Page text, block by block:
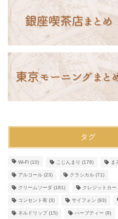
タグ
Wi-Fi(10) こじんまり (178) ま
アルコール(23) クラシカル(71)
クリームソーダ(181) クレジットカー
コンセント有(3) サイフォン (93)
ネルドリップ(15) ハーブティー (9)